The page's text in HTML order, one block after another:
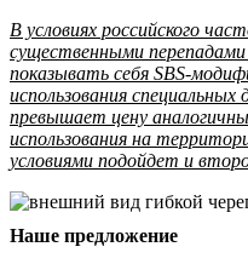
В условиях российского
существенными
показывать себя SBS-
использования
превышает цену
использования на
условиями подойдет и
Наше предложение